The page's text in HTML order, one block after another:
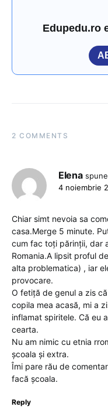
Edupedu.ro
2 COMMENTS
Elena
4 noiembrie
Chiar simt nevoia sa
casa.Merge 5 minute.
cum fac toți părinții, dar
Romania.A lipsit proful
alta problematica) , iar
provocare.
O fetiță de genul a zis
copila mea acasă, mi a
inflamat spiritele. Că eu
cearta.
Nu am nimic cu etnia
școala și extra.
Îmi pare rău de
facă școala.
Reply